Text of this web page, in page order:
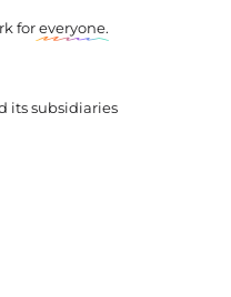
foreveryone.
its subsidiaries